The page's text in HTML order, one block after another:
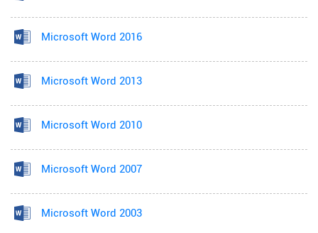
Microsoft Word 2016
Microsoft Word 2013
Microsoft Word 2010
Microsoft Word 2007
Microsoft Word 2003